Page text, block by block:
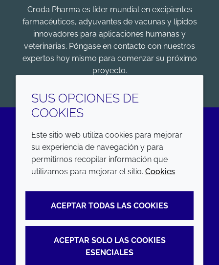
Croda Pharma es líder mundial en excipientes
farmacéuticos, adyuvantes de vacunas y lípidos
innovadores para aplicaciones humanas y
veterinarias. Póngase en contacto con nuestros
expertos hoy mismo para comenzar su próximo
proyecto.
LinkedIn
EMPRESA
Annual Report
Sustainability Report
Croda.com
Terms and conditions
Privacy policy
Accessibility
Cookie policy
SUS OPCIONES DE
COOKIES
Este sitio web utiliza cookies para mejorar
su experiencia de navegación y para
permitirnos recopilar información que
utilizamos para mejorar el sitio. Cookies
ACEPTAR TODAS LAS COOKIES
ACEPTAR SOLO LAS COOKIES
ESENCIALES